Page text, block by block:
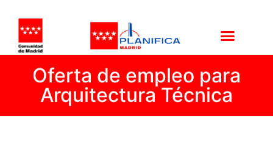
Oferta de empleo para
Arquitectura Técnica